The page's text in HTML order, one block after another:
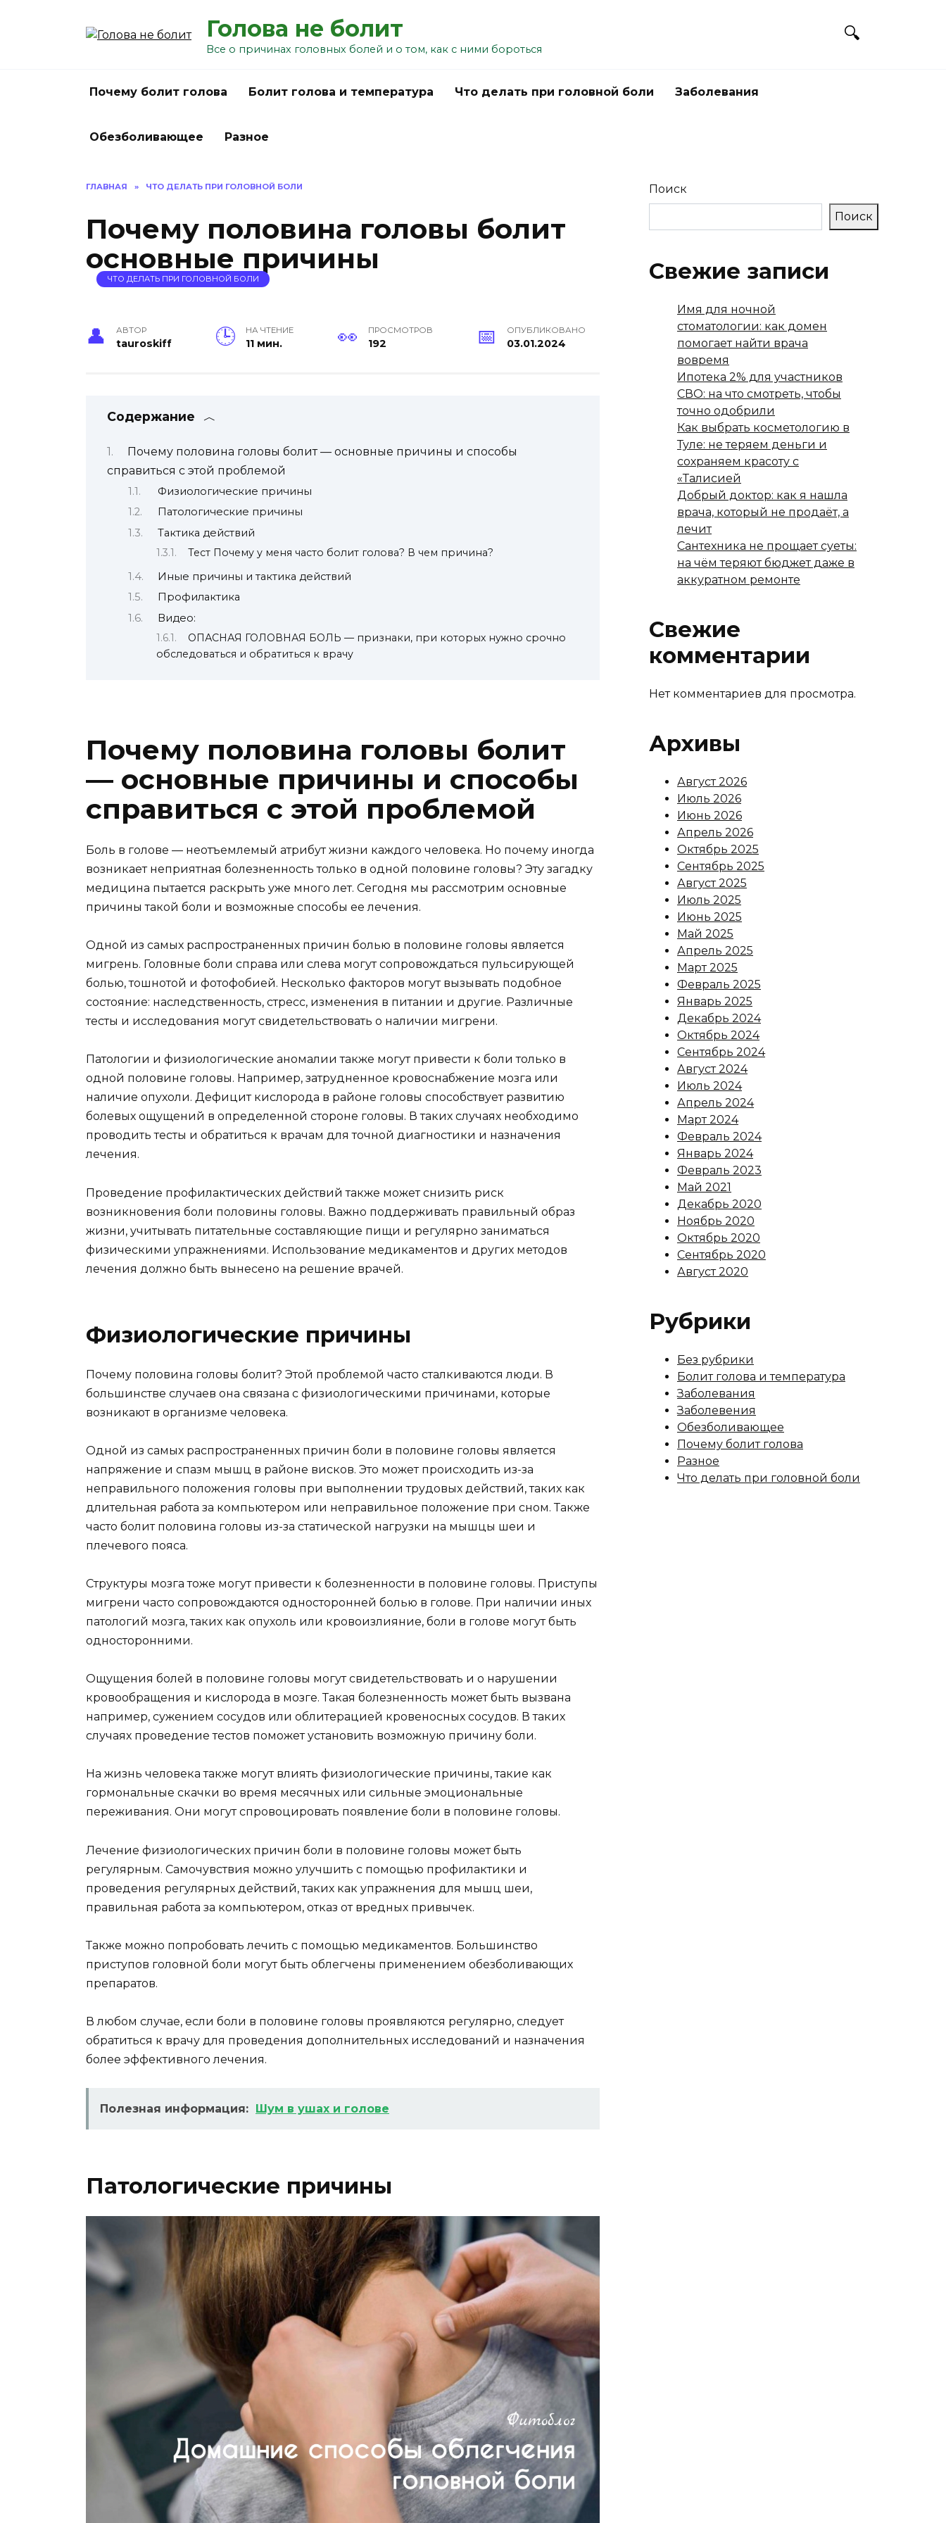
Голова не болит
Все о причинах головных болей и о том, как с ними бороться
Почему болит голова Болит голова и температура Что делать при головной боли Заболевания
Обезболивающее Разное
ГЛАВНАЯ » ЧТО ДЕЛАТЬ ПРИ ГОЛОВНОЙ БОЛИ
Почему половина головы болит
основные причины
ЧТО ДЕЛАТЬ ПРИ ГОЛОВНОЙ БОЛИ
АВТОР
tauroskiff
НА ЧТЕНИЕ
11 мин.
ПРОСМОТРОВ
192
ОПУБЛИКОВАНО
03.01.2024
Содержание
Почему половина головы болит — основные причины и способы
справиться с этой проблемой
Физиологические причины
Патологические причины
Тактика действий
Тест Почему у меня часто болит голова? В чем причина?
Иные причины и тактика действий
Профилактика
Видео:
ОПАСНАЯ ГОЛОВНАЯ БОЛЬ — признаки, при которых нужно срочно
обследоваться и обратиться к врачу
Почему половина головы болит
— основные причины и способы
справиться с этой проблемой
Боль в голове — неотъемлемый атрибут жизни каждого человека. Но почему иногда
возникает неприятная болезненность только в одной половине головы? Эту загадку
медицина пытается раскрыть уже много лет. Сегодня мы рассмотрим основные
причины такой боли и возможные способы ее лечения.
Одной из самых распространенных причин болью в половине головы является
мигрень. Головные боли справа или слева могут сопровождаться пульсирующей
болью, тошнотой и фотофобией. Несколько факторов могут вызывать подобное
состояние: наследственность, стресс, изменения в питании и другие. Различные
тесты и исследования могут свидетельствовать о наличии мигрени.
Патологии и физиологические аномалии также могут привести к боли только в
одной половине головы. Например, затрудненное кровоснабжение мозга или
наличие опухоли. Дефицит кислорода в районе головы способствует развитию
болевых ощущений в определенной стороне головы. В таких случаях необходимо
проводить тесты и обратиться к врачам для точной диагностики и назначения
лечения.
Проведение профилактических действий также может снизить риск
возникновения боли половины головы. Важно поддерживать правильный образ
жизни, учитывать питательные составляющие пищи и регулярно заниматься
физическими упражнениями. Использование медикаментов и других методов
лечения должно быть вынесено на решение врачей.
Физиологические причины
Почему половина головы болит? Этой проблемой часто сталкиваются люди. В
большинстве случаев она связана с физиологическими причинами, которые
возникают в организме человека.
Одной из самых распространенных причин боли в половине головы является
напряжение и спазм мышц в районе висков. Это может происходить из-за
неправильного положения головы при выполнении трудовых действий, таких как
длительная работа за компьютером или неправильное положение при сном. Также
часто болит половина головы из-за статической нагрузки на мышцы шеи и
плечевого пояса.
Структуры мозга тоже могут привести к болезненности в половине головы. Приступы
мигрени часто сопровождаются односторонней болью в голове. При наличии иных
патологий мозга, таких как опухоль или кровоизлияние, боли в голове могут быть
односторонними.
Ощущения болей в половине головы могут свидетельствовать и о нарушении
кровообращения и кислорода в мозге. Такая болезненность может быть вызвана
например, сужением сосудов или облитерацией кровеносных сосудов. В таких
случаях проведение тестов поможет установить возможную причину боли.
На жизнь человека также могут влиять физиологические причины, такие как
гормональные скачки во время месячных или сильные эмоциональные
переживания. Они могут спровоцировать появление боли в половине головы.
Лечение физиологических причин боли в половине головы может быть
регулярным. Самочувствия можно улучшить с помощью профилактики и
проведения регулярных действий, таких как упражнения для мышц шеи,
правильная работа за компьютером, отказ от вредных привычек.
Также можно попробовать лечить с помощью медикаментов. Большинство
приступов головной боли могут быть облегчены применением обезболивающих
препаратов.
В любом случае, если боли в половине головы проявляются регулярно, следует
обратиться к врачу для проведения дополнительных исследований и назначения
более эффективного лечения.
Полезная информация: Шум в ушах и голове
Патологические причины
Поиск
Поиск
Свежие записи
Имя для ночной
стоматологии: как домен
помогает найти врача
вовремя
Ипотека 2% для участников
СВО: на что смотреть, чтобы
точно одобрили
Как выбрать косметологию в
Туле: не теряем деньги и
сохраняем красоту с
«Талисией
Добрый доктор: как я нашла
врача, который не продаёт, а
лечит
Сантехника не прощает суеты:
на чём теряют бюджет даже в
аккуратном ремонте
Свежие
комментарии
Нет комментариев для просмотра.
Архивы
Август 2026
Июль 2026
Июнь 2026
Апрель 2026
Октябрь 2025
Сентябрь 2025
Август 2025
Июль 2025
Июнь 2025
Май 2025
Апрель 2025
Март 2025
Февраль 2025
Январь 2025
Декабрь 2024
Октябрь 2024
Сентябрь 2024
Август 2024
Июль 2024
Апрель 2024
Март 2024
Февраль 2024
Январь 2024
Февраль 2023
Май 2021
Декабрь 2020
Ноябрь 2020
Октябрь 2020
Сентябрь 2020
Август 2020
Рубрики
Без рубрики
Болит голова и температура
Заболевания
Заболевения
Обезболивающее
Почему болит голова
Разное
Что делать при головной боли